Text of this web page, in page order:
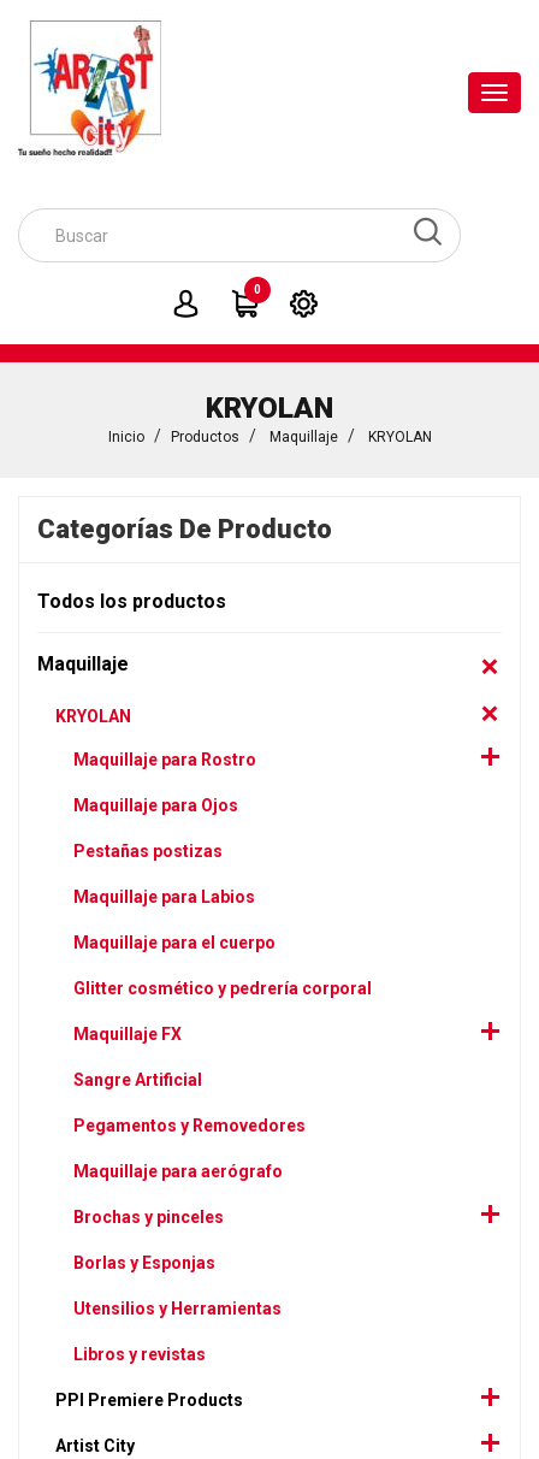
0
KRYOLAN
Inicio Productos Maquillaje KRYOLAN
Categorías De Producto
Todos los productos
Maquillaje
KRYOLAN
Maquillaje para Rostro
Maquillaje para Ojos
Pestañas postizas
Maquillaje para Labios
Maquillaje para el cuerpo
Glitter cosmético y pedrería corporal
Maquillaje FX
Sangre Artificial
Pegamentos y Removedores
Maquillaje para aerógrafo
Brochas y pinceles
Borlas y Esponjas
Utensilios y Herramientas
Libros y revistas
PPI Premiere Products
Artist City